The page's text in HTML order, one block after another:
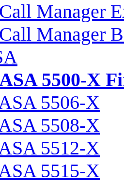
Manager
Manager
5500-X
5506-X
5508-X
5512-X
5515-X